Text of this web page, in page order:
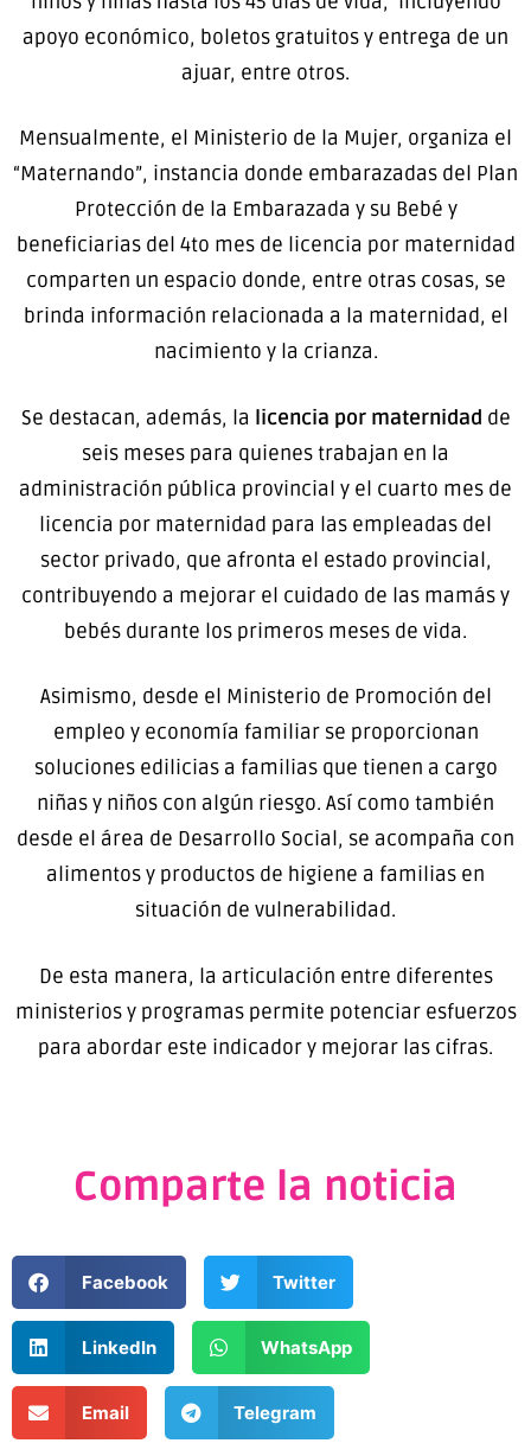
apoyo económico, boletos gratuitos y entrega de un
ajuar, entre otros.
Mensualmente, el Ministerio de la Mujer, organiza el
“Maternando”, instancia donde embarazadas del Plan
Protección de la Embarazada y su Bebé y
beneficiarias del 4to mes de licencia por maternidad
comparten un espacio donde, entre otras cosas, se
brinda información relacionada a la maternidad, el
nacimiento y la crianza.
Se destacan, además, la licencia por maternidad de
seis meses para quienes trabajan en la
administración pública provincial y el cuarto mes de
licencia por maternidad para las empleadas del
sector privado, que afronta el estado provincial,
contribuyendo a mejorar el cuidado de las mamás y
bebés durante los primeros meses de vida.
Asimismo, desde el Ministerio de Promoción del
empleo y economía familiar se proporcionan
soluciones edilicias a familias que tienen a cargo
niñas y niños con algún riesgo. Así como también
desde el área de Desarrollo Social, se acompaña con
alimentos y productos de higiene a familias en
situación de vulnerabilidad.
De esta manera, la articulación entre diferentes
ministerios y programas permite potenciar esfuerzos
para abordar este indicador y mejorar las cifras.
Comparte la noticia
Facebook Twitter
LinkedIn WhatsApp
Email Telegram